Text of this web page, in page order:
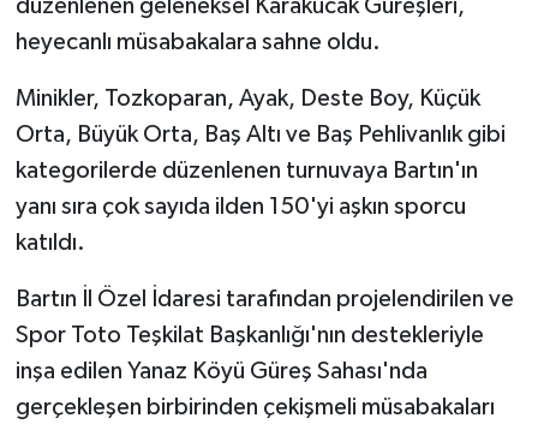
düzenlenen geleneksel Karakucak Güreşleri,
heyecanlı müsabakalara sahne oldu.
Minikler, Tozkoparan, Ayak, Deste Boy, Küçük
Orta, Büyük Orta, Baş Altı ve Baş Pehlivanlık gibi
kategorilerde düzenlenen turnuvaya Bartın'ın
yanı sıra çok sayıda ilden 150'yi aşkın sporcu
katıldı.
Bartın İl Özel İdaresi tarafından projelendirilen ve
Spor Toto Teşkilat Başkanlığı'nın destekleriyle
inşa edilen Yanaz Köyü Güreş Sahası'nda
gerçekleşen birbirinden çekişmeli müsabakaları